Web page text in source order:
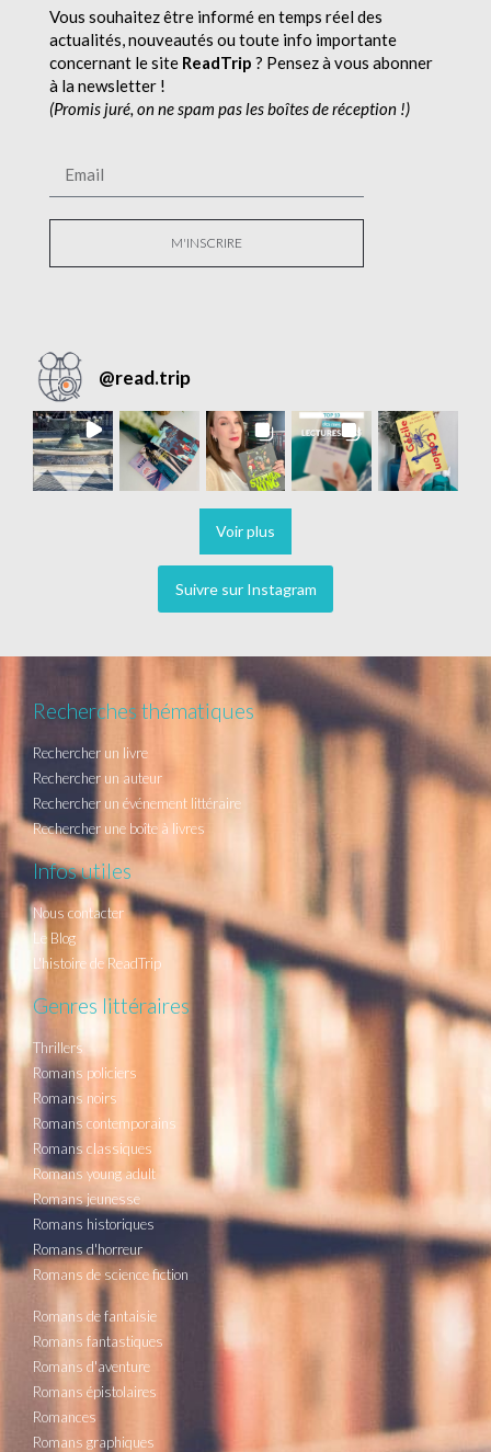
Vous souhaitez être informé en temps réel des
actualités, nouveautés ou toute info importante
concernant le site ReadTrip ? Pensez à vous abonner
à la newsletter !
(Promis juré, on ne spam pas les boîtes de réception !)
M'INSCRIRE
@read.trip
Voir plus
Suivre sur Instagram
Recherches thématiques
Rechercher un livre
Rechercher un auteur
Rechercher un événement littéraire
Rechercher une boîte à livres
Infos utiles
Nous contacter
Le Blog
L'histoire de ReadTrip
Genres littéraires
Thrillers
Romans policiers
Romans noirs
Romans contemporains
Romans classiques
Romans young adult
Romans jeunesse
Romans historiques
Romans d'horreur
Romans de science fiction
Romans de fantaisie
Romans fantastiques
Romans d'aventure
Romans épistolaires
Romances
Romans graphiques